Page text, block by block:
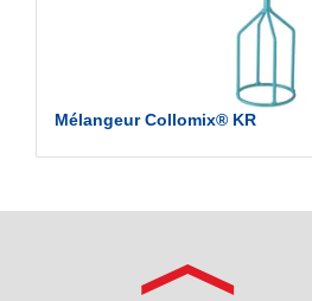
Mélangeur Collomix® KR